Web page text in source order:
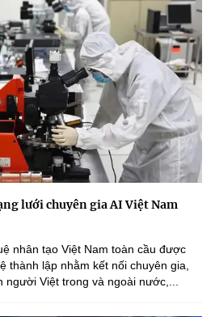
lưới chuyên gia AI Việt Nam
nhân tạo Việt Nam toàn cầu được
thành lập nhằm kết nối chuyên gia,
Việt trong và ngoài nước,...